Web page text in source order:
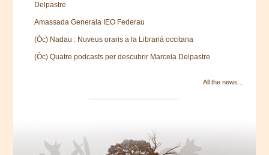
Delpastre
Amassada Generala IEO Federau
(Òc) Nadau : Nuveus oraris a la Librariá occitana
(Òc) Quatre podcasts per descubrir Marcela Delpastre
All the news...